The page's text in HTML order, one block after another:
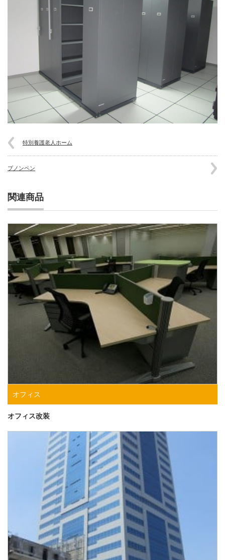
特別養護老人ホーム
プノンペン
関連商品
オフィス
オフィス改装